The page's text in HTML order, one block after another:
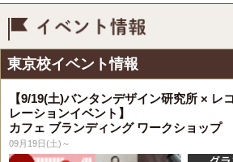
東京校イベント情報
【9/19(土)バンタンデザイン研究所 × レ
レーションイベント】
カフェ ブランディング ワークショップ
09月19日(土)～